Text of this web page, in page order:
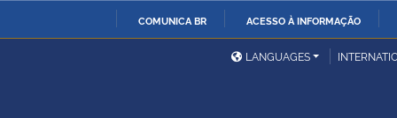
COMUNICA BR ACESSO À INFORMAÇÃO
Ministério da Defesa
Ministério das Relações
ExterioresLANGUAGES